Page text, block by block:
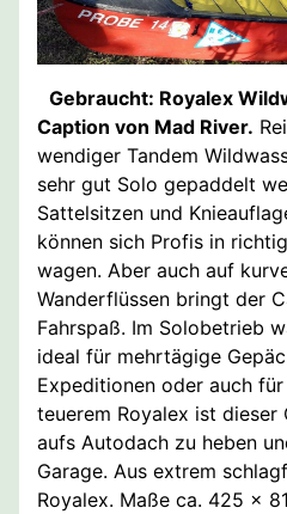
Gebraucht: Royalex
Caption von Mad River.
wendiger Tandem
sehr gut Solo gepaddelt
Sattelsitzen und
können sich Profis in
wagen. Aber auch auf
Wanderflüssen bringt der
Fahrspaß. Im Solobetrieb
ideal für mehrtägige
Expeditionen oder auch
teuerem Royalex ist dieser
aufs Autodach zu heben
Garage. Aus extrem
Royalex. Maße ca. 425 x